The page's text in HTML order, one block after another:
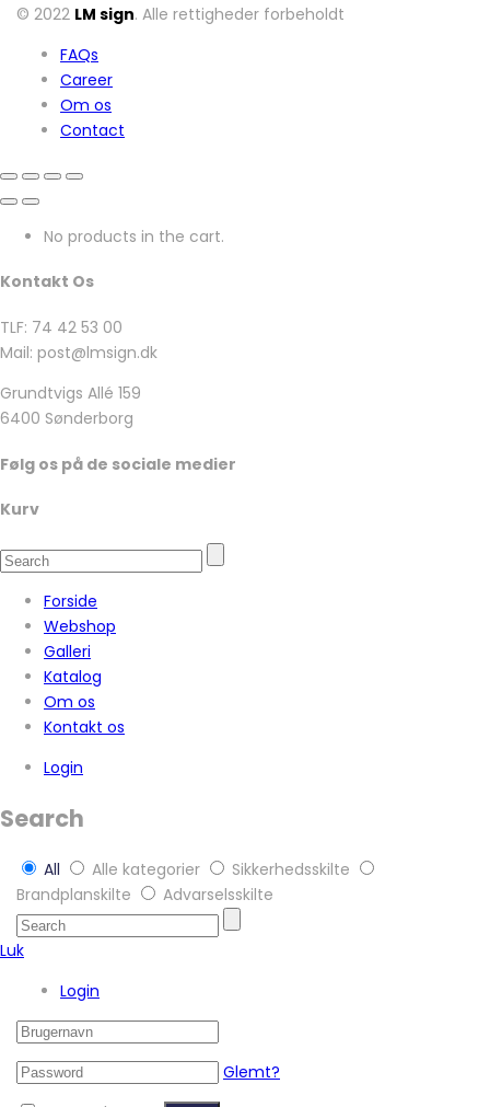
© 2022 LM sign. Alle rettigheder forbeholdt
FAQs
Career
Om os
Contact
No products in the cart.
Kontakt Os
TLF: 74 42 53 00
Mail: post@lmsign.dk
Grundtvigs Allé 159
6400 Sønderborg
Følg os på de sociale medier
Kurv
Forside
Webshop
Galleri
Katalog
Om os
Kontakt os
Login
Search
All Alle kategorier
Sikkerhedsskilte
Brandplanskilte
Advarselsskilte
Luk
Login
Glemt?